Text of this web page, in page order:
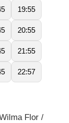
19:55
20:55
21:55
22:57
Flor /